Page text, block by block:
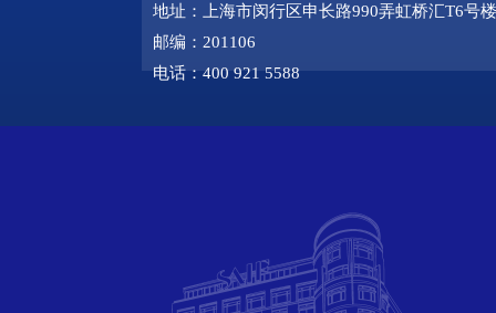
地址：上海市闵行区申长路990弄虹桥汇T6号
邮编：201106
电话：400 921 5588